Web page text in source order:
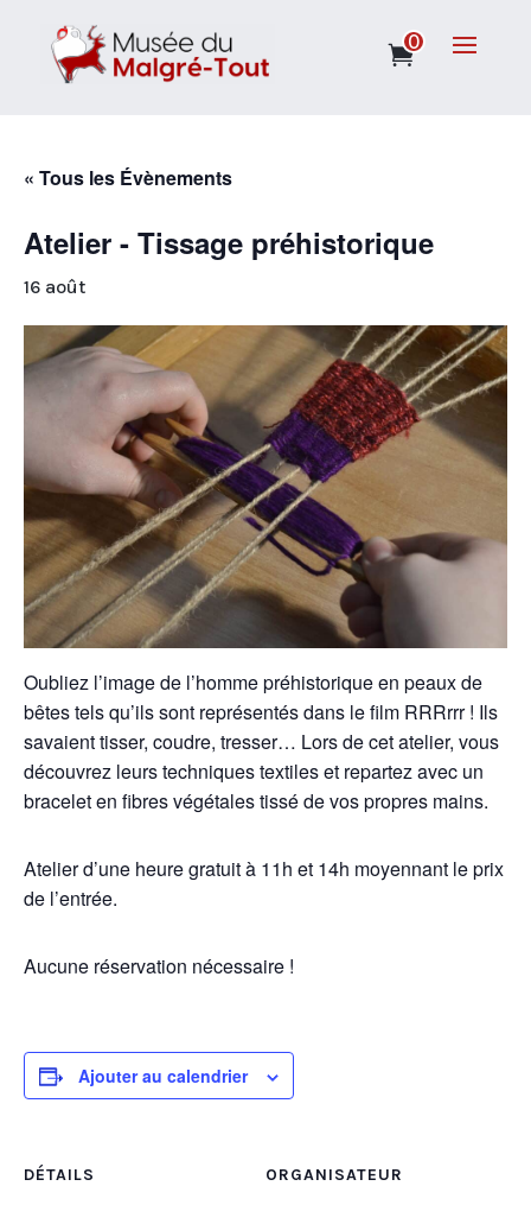
0
« Tous les Évènements
Atelier - Tissage préhistorique
16 août
Oubliez l’image de l’homme préhistorique en peaux de
bêtes tels qu’ils sont représentés dans le film RRRrrr ! Ils
savaient tisser, coudre, tresser… Lors de cet atelier, vous
découvrez leurs techniques textiles et repartez avec un
bracelet en fibres végétales tissé de vos propres mains.
Atelier d’une heure gratuit à 11h et 14h moyennant le prix
de l’entrée.
Aucune réservation nécessaire !
Ajouter au calendrier
DÉTAILS ORGANISATEUR